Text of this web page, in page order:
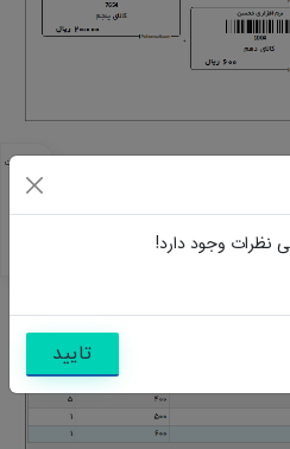
مشخصات
مشابه
نظرات وجود دارد!
تایید